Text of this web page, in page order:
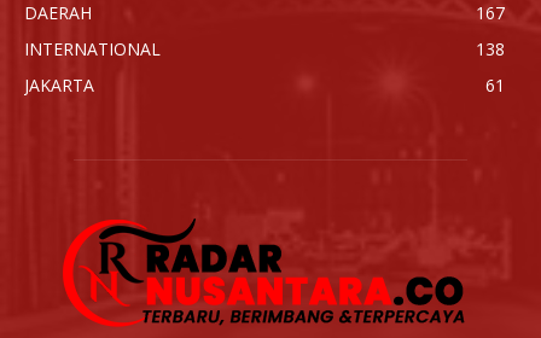
DAERAH
167
INTERNATIONAL
138
JAKARTA
61